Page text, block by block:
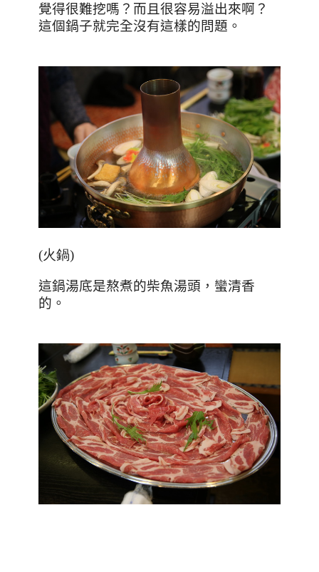
覺得很難挖嗎？而且很容易溢出來啊？
這個鍋子就完全沒有這樣的問題。
(火鍋)
這鍋湯底是熬煮的柴魚湯頭，蠻清香
的。